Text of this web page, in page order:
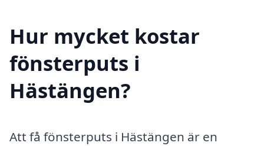
Hur mycket kostar
fönsterputs i
Hästängen?
Att få fönsterputs i Hästängen är en